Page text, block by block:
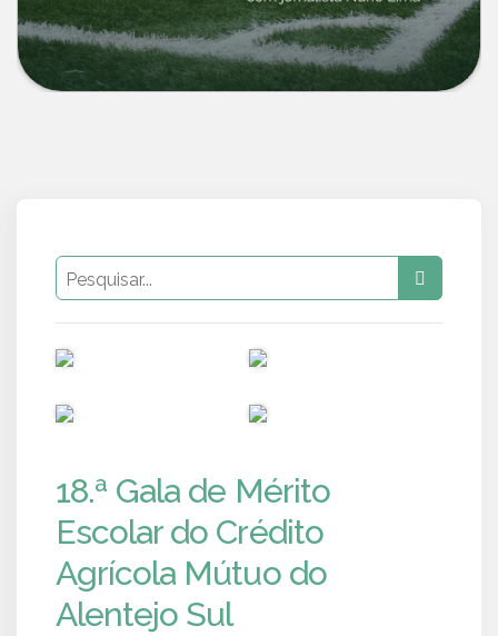
18.ª Gala de Mérito
Escolar do Crédito
Agrícola Mútuo do
Alentejo Sul